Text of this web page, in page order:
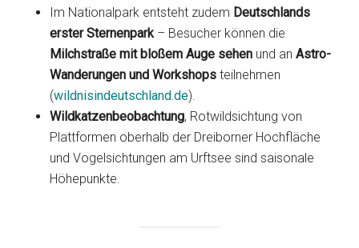
Im Nationalpark entsteht zudem Deutschlands
erster Sternenpark– Besucher können die
Milchstraße mit bloßem Auge sehen und anAstro-
Wanderungen und Workshops teilnehmen
(wildnisindeutschland.de).
Wildkatzenbeobachtung, Rotwildsichtung von
Plattformen oberhalb der Dreiborner Hochfläche
und Vogelsichtungen am Urftsee sind saisonale
Höhepunkte.